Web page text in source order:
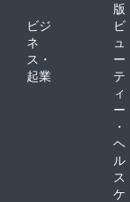
版
ビジ
ネ
ス・
起業
ビ
ュ
ー
テ
ィ
ー
・
ヘ
ル
ス
ケ